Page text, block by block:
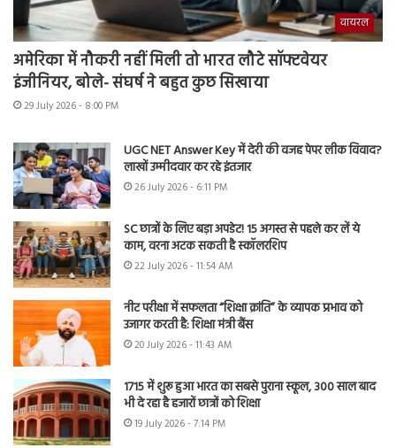
वायरल
अमेरिका में नौकरी नहीं मिली तो भारत लौटे सॉफ्टवेयर
इंजीनियर, बोले- संघर्ष ने बहुत कुछ सिखाया
29 July 2026 - 8:00 PM
UGC NET Answer Key में देरी की वजह पेपर लीक विवाद?
लाखों उम्मीदवार कर रहे इंतजार
26 July 2026 - 6:11 PM
SC छात्रों के लिए बड़ा अपडेट! 15 अगस्त से पहले कर लें ये
काम, वरना अटक सकती है स्कॉलरशिप
22 July 2026 - 11:54 AM
नीट परीक्षा में सफलता “शिक्षा क्रांति” के व्यापक प्रभाव को
उजागर करती है: शिक्षा मंत्री बैंस
20 July 2026 - 11:43 AM
1715 में शुरू हुआ भारत का सबसे पुराना स्कूल, 300 साल बाद
भी दे रहा है हजारों छात्रों को शिक्षा
19 July 2026 - 7:14 PM